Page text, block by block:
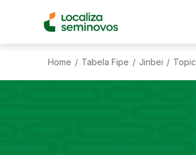
Home / Tabela Fipe / Jinbei / Topic